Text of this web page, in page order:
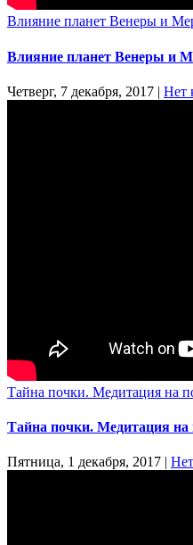
Влияние планет Венеры и
Влияние планет Венеры и
Четверг, 7 декабря, 2017 | Нет
Тайна почки. Медитация на
Тайна почки. Медитация на
Пятница, 1 декабря, 2017